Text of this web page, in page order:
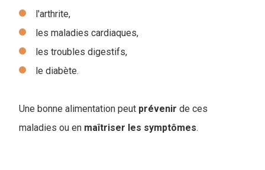
l'arthrite,
les maladies cardiaques,
les troubles digestifs,
le diabète.
Une bonne alimentation peut prévenir de ces
maladies ou en maîtriser les symptômes.